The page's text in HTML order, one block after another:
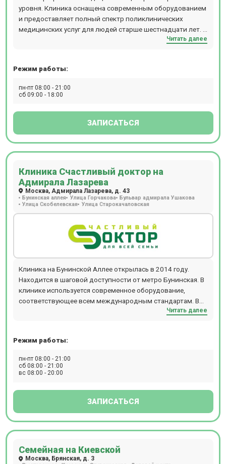
уровня. Клиника оснащена современным оборудованием
и предоставляет полный спектр поликлинических
медицинских услуг для людей старше шестнадцати лет. В
медцентре можно записаться на различные виды
эндоскопические методы исследования. Клиника
станций метро Чистые Пруды, Тургеневская, Сретенский
Читать далее
Режим работы:
пн-пт 08:00 - 21:00
сб 09:00 - 18:00
ЗАПИСАТЬСЯ
Клиника Счастливый доктор на
Адмирала Лазарева
Москва, Адмирала Лазарева, д. 43
Бунинская аллея Улица Горчакова
Бульвар адмирала Ушакова
Улица Скобелевская Улица Старокачаловская
Клиника на Бунинской Аллее открылась в 2014 году.
Находится в шаговой доступности от метро Бунинская. В
клинике используется современное оборудование,
соответствующее всем международным стандартам. В
клинике ведут прием: акушеры-гинекологи, урологи-
хирурги, проктолог, мануальный терапевт.
клинике на Бунинской аллее проводят обследования:
эхосальпингографию (оценку проходимости маточных
Читать далее
Режим работы:
пн-пт 08:00 - 21:00
сб 08:00 - 21:00
вс 08:00 - 20:00
ЗАПИСАТЬСЯ
Семейная на Киевской
Москва, Брянская, д. 3